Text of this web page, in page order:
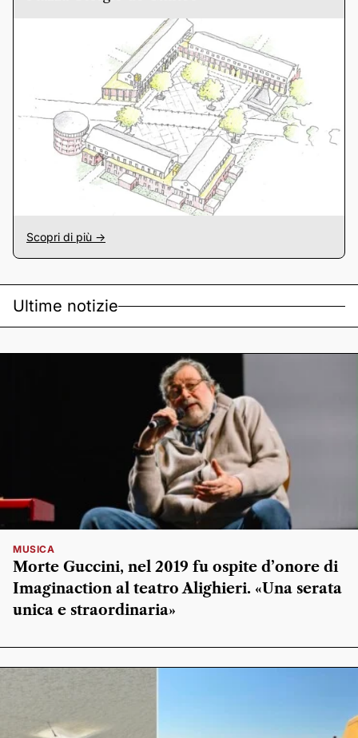
Scopri di più ->
Ultime notizie
MUSICA
Morte Guccini, nel 2019 fu ospite d’onore di
Imaginaction al teatro Alighieri. «Una serata
unica e straordinaria»